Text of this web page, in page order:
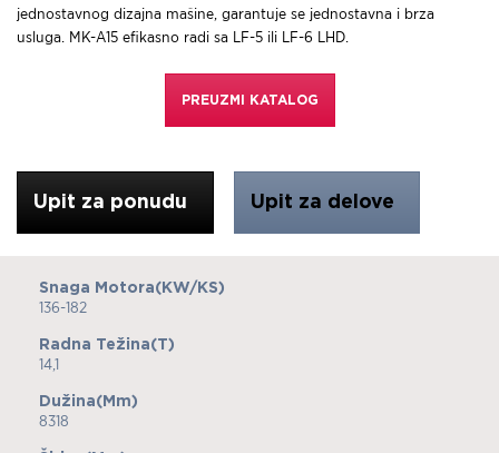
jednostavnog dizajna mašine, garantuje se jednostavna i brza
usluga. MK-A15 efikasno radi sa LF-5 ili LF-6 LHD.
PREUZMI KATALOG
Upit za ponudu Upit za delove
Snaga Motora(kW/KS)
136-182
Radna Težina(t)
14,1
Dužina(mm)
8318